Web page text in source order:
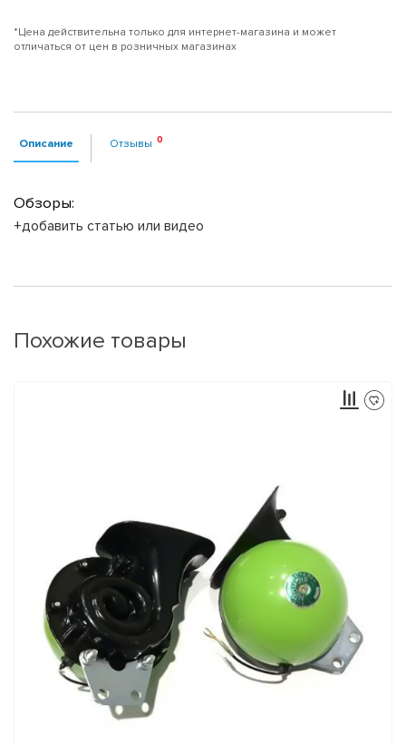
*Цена действительна только для интернет-магазина и может
отличаться от цен в розничных магазинах
Описание Отзывы
Обзоры:
+добавить статью или видео
Похожие товары